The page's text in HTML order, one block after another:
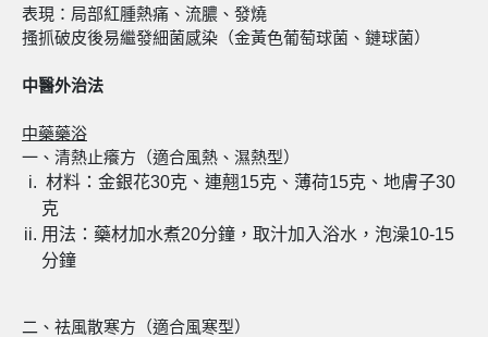
表現：局部紅腫熱痛、流膿、發燒
搔抓破皮後易繼發細菌感染（金黃色葡萄球菌、鏈球菌）
中醫外治法
中藥藥浴
一、清熱止癢方（適合風熱、濕熱型）
材料：金銀花30克、連翹15克、薄荷15克、地膚子30
克
用法：藥材加水煮20分鐘，取汁加入浴水，泡澡10-15
分鐘
二、祛風散寒方（適合風寒型）